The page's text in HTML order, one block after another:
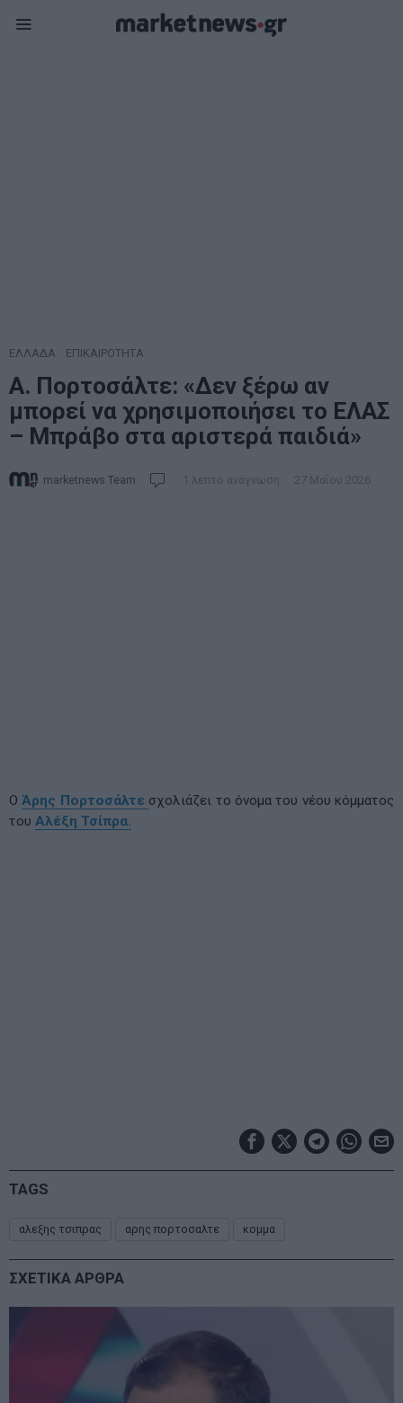
ΕΛΛΑΔΑ ΕΠΙΚΑΙΡΟΤΗΤΑ
Α. Πορτοσάλτε: «Δεν ξέρω αν
μπορεί να χρησιμοποιήσει το ΕΛΑΣ
– Μπράβο στα αριστερά παιδιά»
marketnews Team 1 λεπτό ανάγνωση 27 Μαΐου 2026
ΟΆρης Πορτοσάλτε σχολιάζει το όνομα του νέου κόμματος
του Αλέξη Τσίπρα.
TAGS
αλεξης τσιπρας αρης πορτοσαλτε κομμα
ΣΧΕΤΙΚΑ ΑΡΘΡΑ